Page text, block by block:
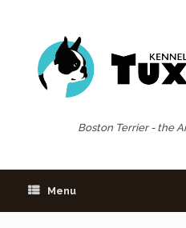
Boston Terrier - the
Menu